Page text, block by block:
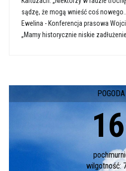
sądzę, że mogą wnieść coś
Ewelina - Konferencja prasowa
„Mamy historycznie niskie
POGODA
16
wilgotność: